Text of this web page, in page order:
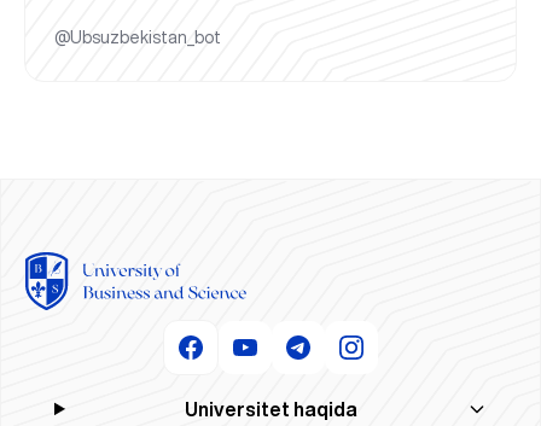
@Ubsuzbekistan_bot
Universitet haqida